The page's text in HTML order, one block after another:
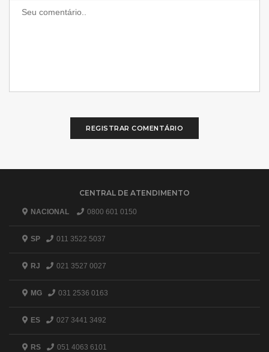
REGISTRAR COMENTÁRIO
CENTRAL DE ATENDIMENTO
NACIONAL 0800 601 0150
SP 011 3522 5037
RJ 021 3527 0027
MG 031 2536 0163
ES 027 3441 3492
RS 051 4063 6101